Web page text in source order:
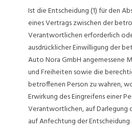
Ist die Entscheidung (1) für den
eines Vertrags zwischen der
Verantwortlichen erforderlich
ausdrücklicher Einwilligung der
Auto Nora GmbH angemessene
und Freiheiten sowie die
betroffenen Person zu wahren,
Erwirkung des Eingreifens einer
Verantwortlichen, auf Darlegung
auf Anfechtung der